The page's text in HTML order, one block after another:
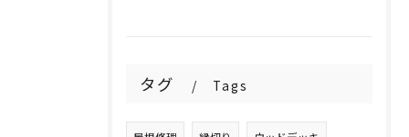
タグ Tags